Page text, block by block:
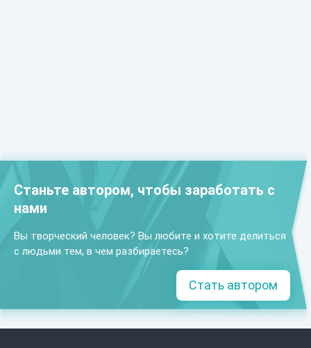
Станьте автором, чтобы заработать с
нами
Вы творческий человек? Вы любите и хотите делиться
с людьми тем, в чем разбираетесь?
Стать автором